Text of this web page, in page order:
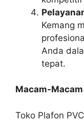
Kemang
Anda
tepat.
Macam-Macam
Toko Plafon